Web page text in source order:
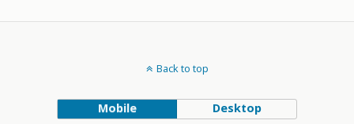
Back to top
Mobile Desktop